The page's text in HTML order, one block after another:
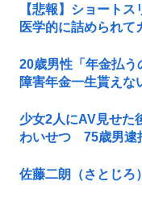
【悲報】ショート
医学的に詰められて
20歳男性「年金払う
障害年金一生貰えな
少女2人にAV見せた
わいせつ 75歳男逮
佐藤二朗（さとじろ